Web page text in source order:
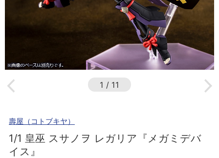
1 / 11
壽屋（コトブキヤ）
1/1 皇巫 スサノヲ レガリア『メガミデバ
イス』